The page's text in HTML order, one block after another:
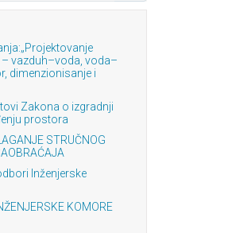
vazduh–voda, voda–
dimenzionisanje i
Zakona o izgradnji
prostora
STRUČNOG
Inženjerske
KOMORE